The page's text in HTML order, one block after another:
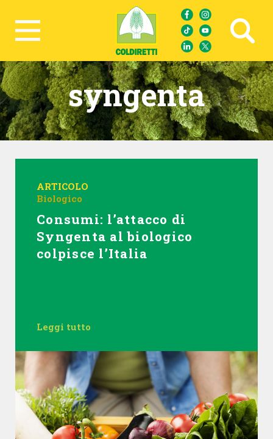
Ricerca avanzata
syngenta
ARTICOLO
Biologico
Consumi: l’attacco di
Syngenta al biologico
colpisce l’Italia
Leggi tutto